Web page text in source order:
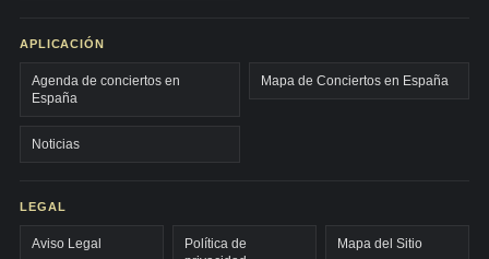
APLICACIÓN
Agenda de conciertos en
España
Mapa de Conciertos en España
Noticias
LEGAL
Aviso Legal
Política de
Mapa del Sitio